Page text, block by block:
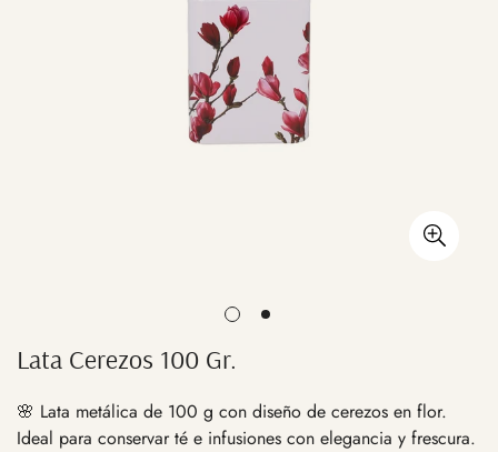
Lata Cerezos 100 Gr.
🌸 Lata metálica de 100 g con diseño de cerezos en flor.
Ideal para conservar té e infusiones con elegancia y frescura.